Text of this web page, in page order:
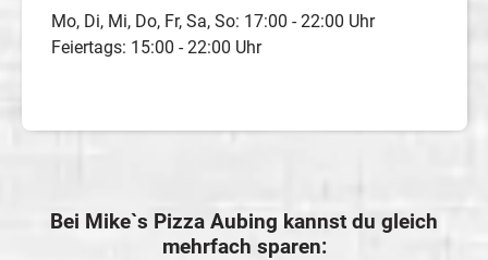
Mo, Di, Mi, Do, Fr, Sa, So: 17:00 - 22:00 Uhr
Feiertags: 15:00 - 22:00 Uhr
Bei Mike`s Pizza Aubing kannst du gleich
mehrfach sparen: